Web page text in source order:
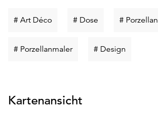
# Art DécoSchlüsselwort
# Dose Schlüsselwort
# Porzellan
# PorzellanmalerSchlüsselwort
# Design
Kartenansicht